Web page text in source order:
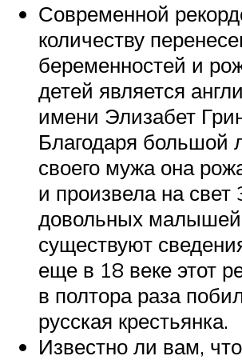
Современной
количеству
беременностей и
детей является
имени Элизабет
Благодаря большой
своего мужа она
и произвела на свет
довольных
существуют
еще в 18 веке этот
в полтора раза
русская крестьянка.
Известно ли вам,